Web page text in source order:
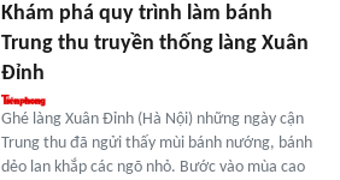
Khám phá quy trình làm bánh
Trung thu truyền thống làng Xuân
Đỉnh
Ghé làng Xuân Đỉnh (Hà Nội) những ngày cận
Trung thu đã ngửi thấy mùi bánh nướng, bánh
dẻo lan khắp các ngõ nhỏ. Bước vào mùa cao